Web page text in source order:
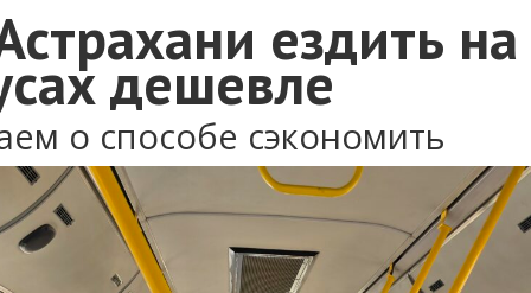
ездить на
дешевле
о способе сэкономить